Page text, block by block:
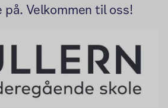
på. Velkommen til oss!